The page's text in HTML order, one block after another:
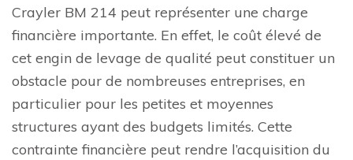
Crayler BM 214 peut représenter une charge
financière importante. En effet, le coût élevé de
cet engin de levage de qualité peut constituer un
obstacle pour de nombreuses entreprises, en
particulier pour les petites et moyennes
structures ayant des budgets limités. Cette
contrainte financière peut rendre l’acquisition du